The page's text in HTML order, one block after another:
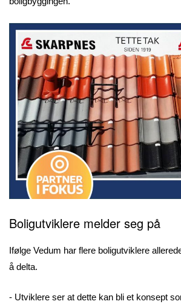
Boligutviklere melder seg på
Ifølge Vedum har flere boligutviklere
å delta.
- Utviklere ser at dette kan bli et konsept